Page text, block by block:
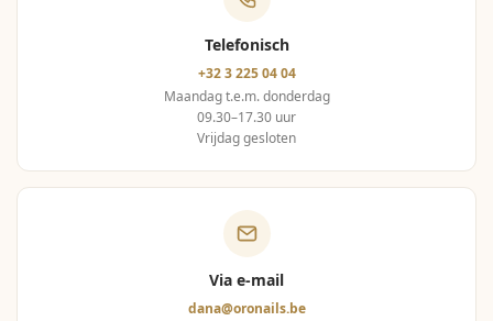
Telefonisch
+32 3 225 04 04
Maandag t.e.m. donderdag
09.30–17.30 uur
Vrijdag gesloten
Via e-mail
dana@oronails.be